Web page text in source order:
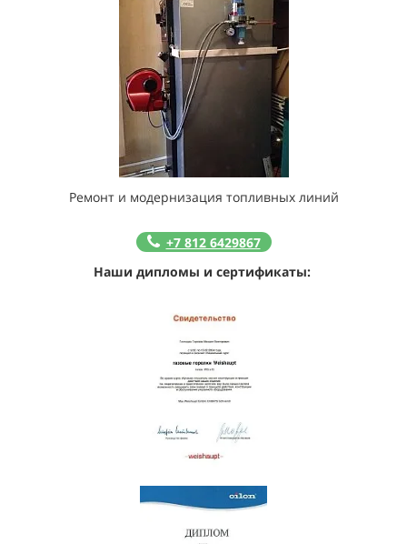
Ремонт и модернизация топливных линий
+7 812 6429867
Наши дипломы и сертификаты: